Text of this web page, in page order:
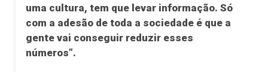
uma cultura, tem que levar informação. Só
com a adesão de toda a sociedade é que a
gente vai conseguir reduzir esses
números”.